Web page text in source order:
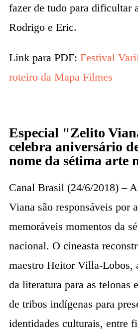
fazer de tudo para dificultar
Rodrigo e Eric.
Link para PDF: Festival
roteiro da Mapa Filmes
Especial "Zelito
celebra aniversário
nome da sétima arte
Canal Brasil (24/6/2018) –
Viana são responsáveis por
memoráveis momentos da
nacional. O cineasta
maestro Heitor Villa-Lobos,
da literatura para as telonas
de tribos indígenas para
identidades culturais, entre